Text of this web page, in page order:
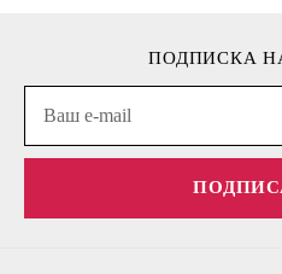
ПОДПИСКА